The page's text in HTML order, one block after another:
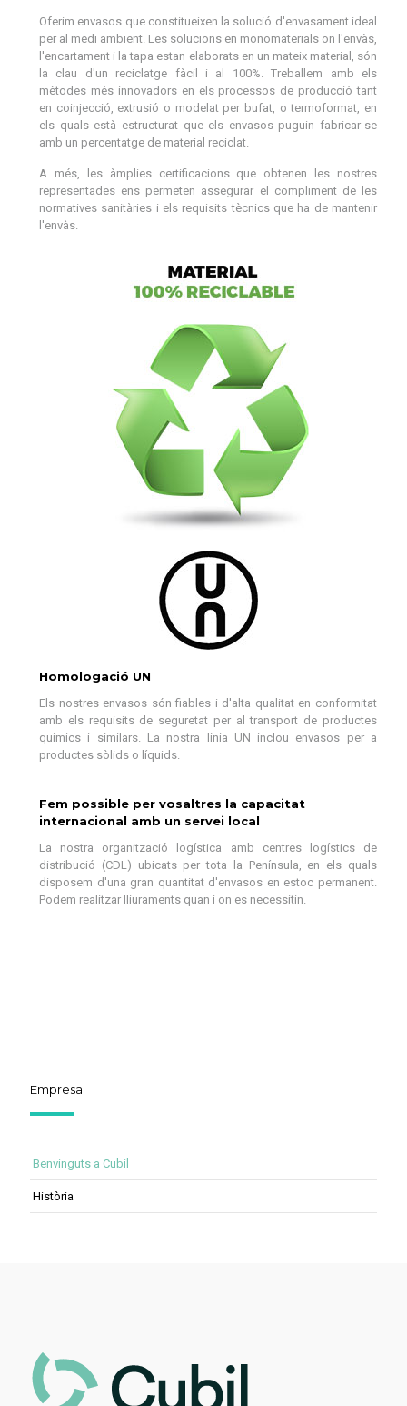
Oferim envasos que constitueixen la solució d'envasament ideal
per al medi ambient. Les solucions en monomaterials on l'envàs,
l'encartament i la tapa estan elaborats en un mateix material, són
la clau d'un reciclatge fàcil i al 100%. Treballem amb els
mètodes més innovadors en els processos de producció tant
en coinjecció, extrusió o modelat per bufat, o termoformat, en
els quals està estructurat que els envasos puguin fabricar-se
amb un percentatge de material reciclat.
A més, les àmplies certificacions que obtenen les nostres
representades ens permeten assegurar el compliment de les
normatives sanitàries i els requisits tècnics que ha de mantenir
l'envàs.
Homologació UN
Els nostres envasos són fiables i d'alta qualitat en conformitat
amb els requisits de seguretat per al transport de productes
químics i similars. La nostra línia UN inclou envasos per a
productes sòlids o líquids.
Fem possible per vosaltres la capacitat
internacional amb un servei local
La nostra organització logística amb centres logístics de
distribució (CDL) ubicats per tota la Península, en els quals
disposem d'una gran quantitat d'envasos en estoc permanent.
Podem realitzar lliuraments quan i on es necessitin.
Empresa
Benvinguts a Cubil
Història